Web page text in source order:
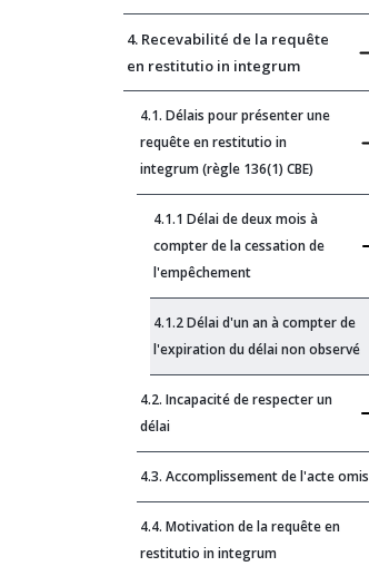
4. Recevabilité de la requête
en restitutio in integrum
4.1. Délais pour présenter une
requête en restitutio in
integrum (règle 136(1) CBE)
4.1.1 Délai de deux mois à
compter de la cessation de
l'empêchement
4.1.2 Délai d'un an à compter de
l'expiration du délai non observé
4.2. Incapacité de respecter un
délai
4.3. Accomplissement de l'acte omis
4.4. Motivation de la requête en
restitutio in integrum